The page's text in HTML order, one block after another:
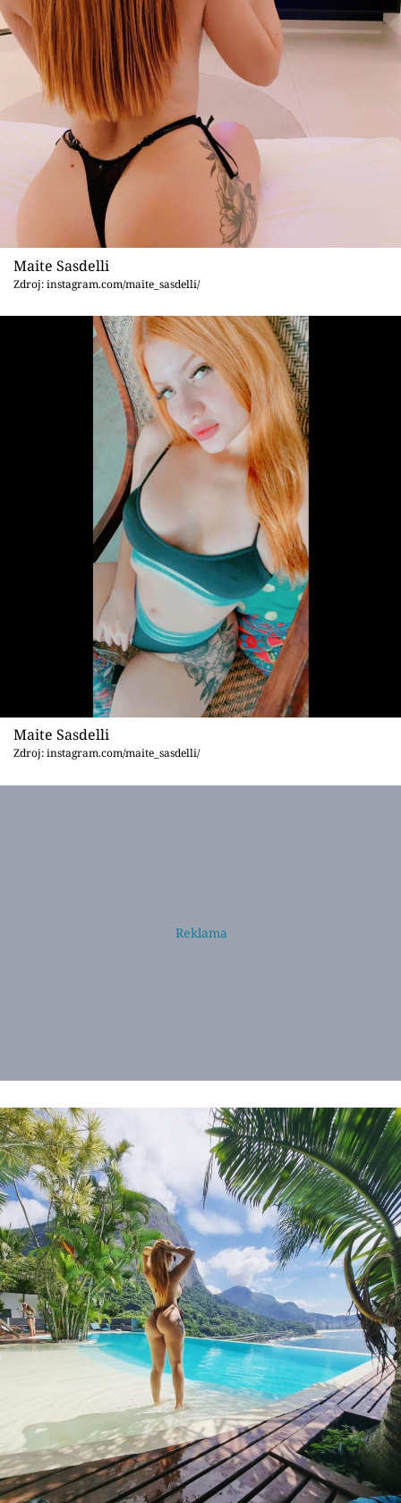
Maite Sasdelli
Zdroj: instagram.com/maite_sasdelli/
Maite Sasdelli
Zdroj: instagram.com/maite_sasdelli/